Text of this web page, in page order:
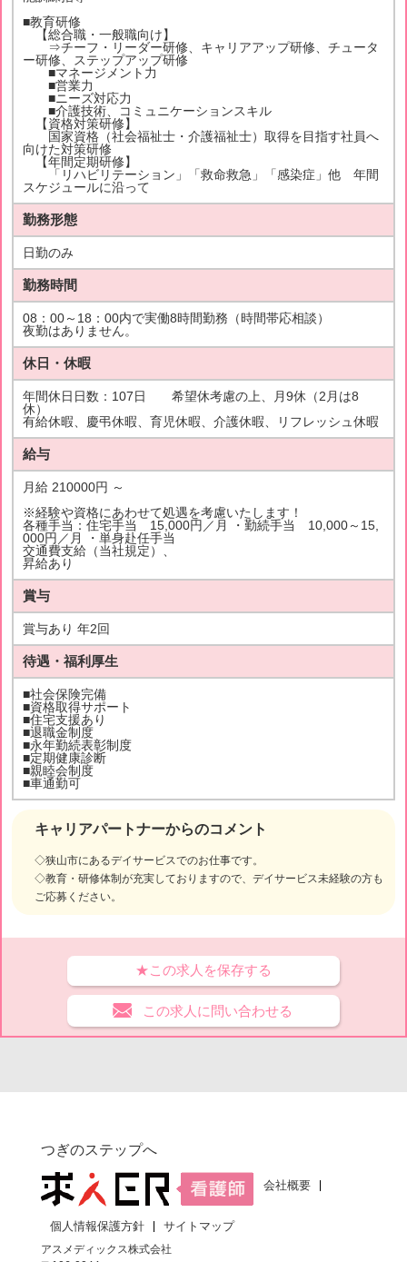
キャリアパートナーからのコメント
◇狭山市にあるデイサービスでのお仕事です。
◇教育・研修体制が充実しておりますので、デイサービス未経験の方も
ご応募ください。
■教育研修
【総合職・一般職向け】
⇒チーフ・リーダー研修、キャリアアップ研修、チュータ
ー研修、ステップアップ研修
■マネージメント力
■営業力
■ニーズ対応力
■介護技術、コミュニケーションスキル
【資格対策研修】
国家資格（社会福祉士・介護福祉士）取得を目指す社員へ
向けた対策研修
【年間定期研修】
「リハビリテーション」「救命救急」「感染症」他 年間
スケジュールに沿って
勤務形態
日勤のみ
勤務時間
08：00～18：00内で実働8時間勤務（時間帯応相談）
夜勤はありません。
休日・休暇
年間休日日数：107日 希望休考慮の上、月9休（2月は8
休）
有給休暇、慶弔休暇、育児休暇、介護休暇、リフレッシュ休暇
給与
月給 210000円 ～
※経験や資格にあわせて処遇を考慮いたします！
各種手当：住宅手当 15,000円／月 ・勤続手当 10,000～15,
000円／月 ・単身赴任手当
交通費支給（当社規定）、
昇給あり
賞与
賞与あり 年2回
待遇・福利厚生
■社会保険完備
■資格取得サポート
■住宅支援あり
■退職金制度
■永年勤続表彰制度
■定期健康診断
■親睦会制度
■車通勤可
★この求人を保存する
この求人に問い合わせる
つぎのステップへ
会社概要
個人情報保護方針
サイトマップ
アスメディックス株式会社